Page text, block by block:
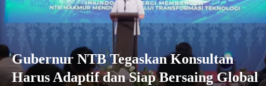
Gubernur NTB Tegaskan Konsultan
Harus Adaptif dan Siap Bersaing Global